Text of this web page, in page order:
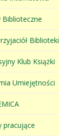
Biblioteczne
Biblioteki
Klub Książki
Umiejętności
pracujące